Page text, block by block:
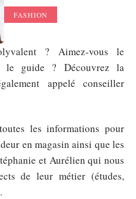
FASHION
? Aimez-vous le
le guide ? Découvrez la
appelé conseiller
les informations pour
en magasin ainsi que les
et Aurélien qui nous
de leur métier (études,